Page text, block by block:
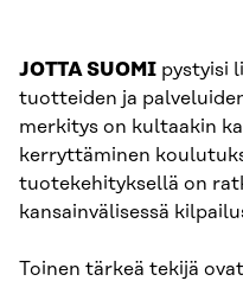
JOTTA SUOMI pystyisi
tuotteiden ja
merkitys on kultaakin
kerryttäminen
tuotekehityksellä on
kansainvälisessä
Toinen tärkeä tekijä